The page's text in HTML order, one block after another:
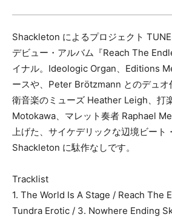
カセット
その他
メールアドレス（必須）
Shackleton によるプロジェクト
デビュー・アルバム『Reach The
イナル。Ideologic Organ、Editions
ースや、Peter Brötzmann とのデュオ
衛音楽のミューズ Heather Leigh、打
Motokawa、マレット奏者 Raphael
上げた、サイケデリックな辺境ビート
Shackleton に駄作なしです。
Tracklist
1. The World Is A Stage / Reach The
Tundra Erotic / 3. Nowhere Ending